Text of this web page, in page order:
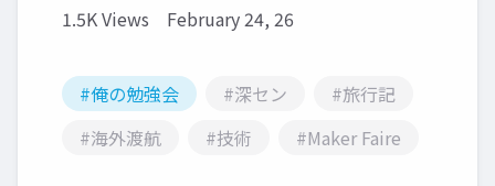
1.5K Views February 24, 26
#俺の勉強会 #深セン
#旅行記
#海外渡航
#技術 #Maker Faire